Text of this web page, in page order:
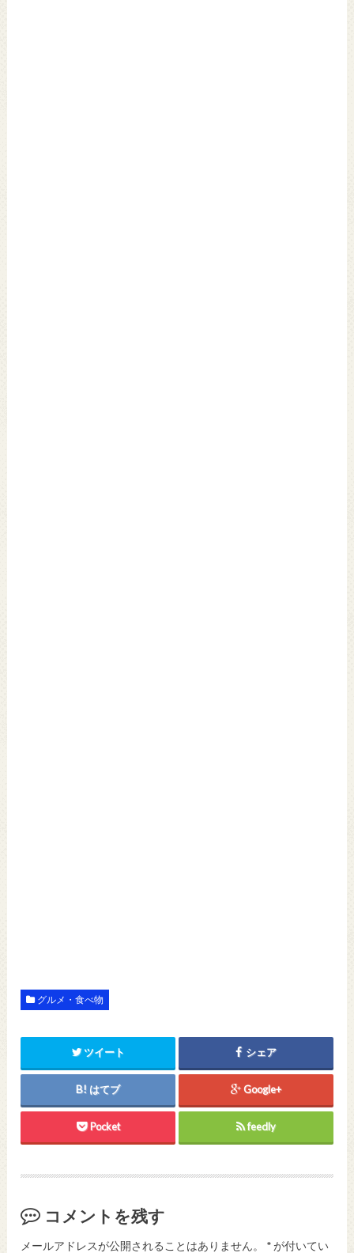
グルメ・食べ物
ツイート シェア
はてブ Google+
Pocket feedly
コメントを残す
メールアドレスが公開されることはありません。 *が付いてい